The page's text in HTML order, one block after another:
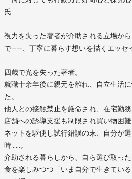
氏
視力を失った著者が介助される立場か
で――、丁寧に暮らす想いを描くエッセ
四歳で光を失った著者。
就職十余年後に親元を離れ、自立生活
た。
他人との接触禁止を厳命され、在宅勤務
店舗への誘導支援も制限され買い物困難
ネットを駆使し試行錯誤の末、自分が
時……。
介助される暮らしから、自ら選び取った
食を楽しみつつ「いま自分で生きてい